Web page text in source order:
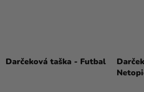
Darčeková taška - Futbal